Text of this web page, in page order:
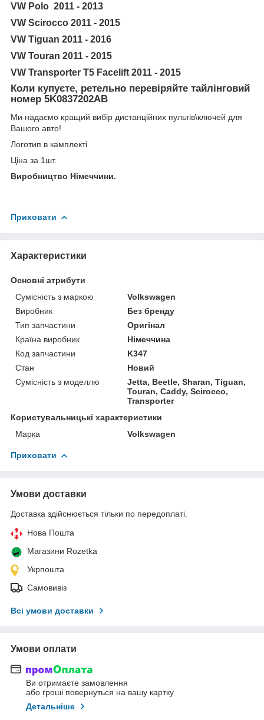
VW Polo 2011 - 2013
VW Scirocco 2011 - 2015
VW Tiguan 2011 - 2016
VW Touran 2011 - 2015
VW Transporter T5 Facelift 2011 - 2015
Коли купуєте, ретельно перевіряйте тайлінговий
номер 5K0837202AB
Ми надаємо кращий вибір дистанційних пультів\ключей для
Вашого авто!
Логотип в камплекті
Ціна за 1шт.
Виробництво Німеччини.
Приховати
Характеристики
Основні атрибути
Сумісність з маркою
Volkswagen
Виробник
Без бренду
Тип запчастини
Оригінал
Країна виробник
Німеччина
Код запчастини
K347
Стан
Новий
Сумісність з моделлю
Jetta, Beetle, Sharan, Tiguan,
Touran, Caddy, Scirocco,
Transporter
Користувальницькі характеристики
Марка
Volkswagen
Приховати
Умови доставки
Доставка здійснюється тільки по передоплаті.
Нова Пошта
Магазини Rozetka
Укрпошта
Самовивіз
Всі умови доставки
Умови оплати
Ви отримаєте замовлення
або гроші повернуться на вашу картку
Детальніше